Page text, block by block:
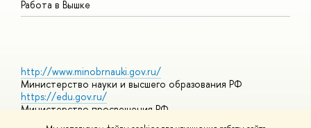
Работа в Вышке
http://www.minobrnauki.gov.ru/
Министерство науки и высшего образования РФ
https://edu.gov.ru/
Министерство просвещения РФ
https://elearning.hse.ru/mooc